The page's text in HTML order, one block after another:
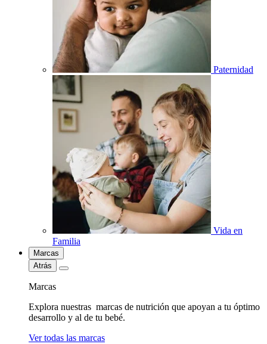
Paternidad
Vida en
Familia
Marcas
Atrás
Marcas
Explora nuestras marcas de nutrición que apoyan a tu óptimo
desarrollo y al de tu bebé.
Ver todas las marcas